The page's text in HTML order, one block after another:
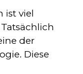
ist viel
der
Diese